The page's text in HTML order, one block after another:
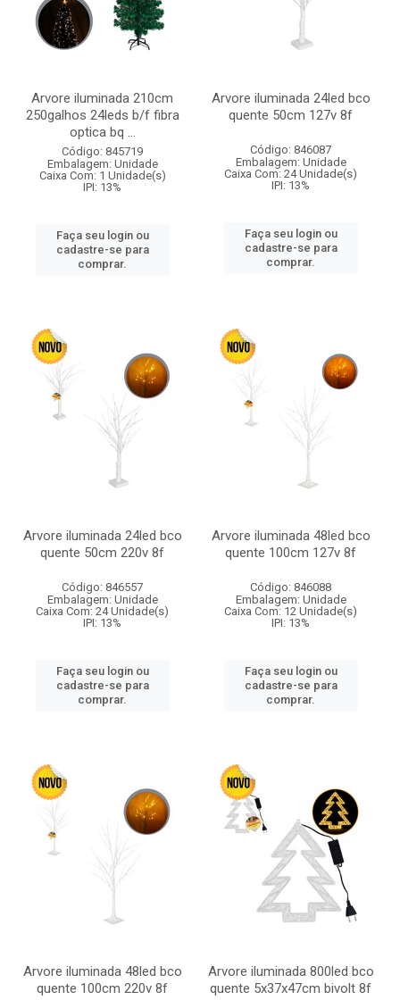
Arvore iluminada 210cm
250galhos 24leds b/f fibra
optica bq ...
Código: 845719
Embalagem: Unidade
Caixa Com: 1 Unidade(s)
IPI: 13%
Faça seu login ou
cadastre-se para
comprar.
Arvore iluminada 24led bco
quente 50cm 127v 8f
Código: 846087
Embalagem: Unidade
Caixa Com: 24 Unidade(s)
IPI: 13%
Faça seu login ou
cadastre-se para
comprar.
Arvore iluminada 24led bco
quente 50cm 220v 8f
Código: 846557
Embalagem: Unidade
Caixa Com: 24 Unidade(s)
IPI: 13%
Faça seu login ou
cadastre-se para
comprar.
Arvore iluminada 48led bco
quente 100cm 127v 8f
Código: 846088
Embalagem: Unidade
Caixa Com: 12 Unidade(s)
IPI: 13%
Faça seu login ou
cadastre-se para
comprar.
Arvore iluminada 48led bco
quente 100cm 220v 8f
Arvore iluminada 800led bco
quente 5x37x47cm bivolt 8f